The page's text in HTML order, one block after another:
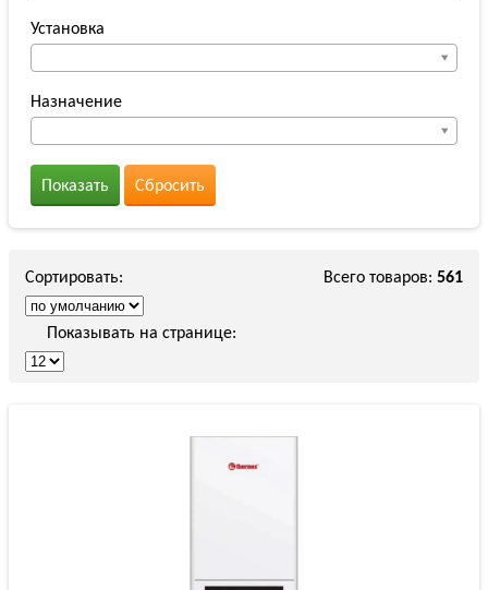
Установка
Назначение
Показать Сбросить
Всего товаров: 561
Сортировать:
Показывать на странице: